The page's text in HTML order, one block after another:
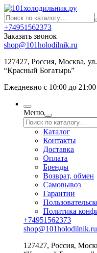
+74951562373
Заказать звонок
shop@101holodilnik.ru
127427, Россия, Москва, ул.
“Красный Богатырь”
Ежедневно с 10:00 до 21:00
Меню
Каталог
Контакты
Доставка
Оплата
Бренды
Возврат, обмен
Самовывоз
Гарантии
Политика
+74951562373
shop@101holodilnik.ru
127427, Россия,